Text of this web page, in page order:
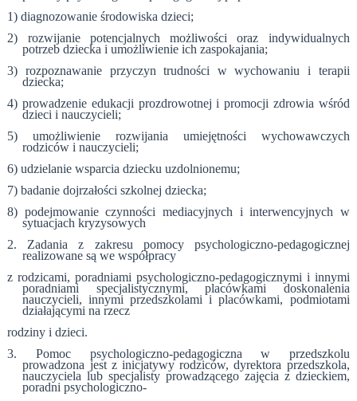
1) diagnozowanie środowiska dzieci;
2) rozwijanie potencjalnych możliwości oraz indywidualnych
potrzeb dziecka i umożliwienie ich zaspokajania;
3) rozpoznawanie przyczyn trudności w wychowaniu i terapii
dziecka;
4) prowadzenie edukacji prozdrowotnej i promocji zdrowia wśród
dzieci i nauczycieli;
5) umożliwienie rozwijania umiejętności wychowawczych
rodziców i nauczycieli;
6) udzielanie wsparcia dziecku uzdolnionemu;
7) badanie dojrzałości szkolnej dziecka;
8) podejmowanie czynności mediacyjnych i interwencyjnych w
sytuacjach kryzysowych
2. Zadania z zakresu pomocy psychologiczno-pedagogicznej
realizowane są we współpracy
z rodzicami, poradniami psychologiczno-pedagogicznymi i innymi
poradniami specjalistycznymi, placówkami doskonalenia
nauczycieli, innymi przedszkolami i placówkami, podmiotami
działającymi na rzecz
rodziny i dzieci.
3. Pomoc psychologiczno-pedagogiczna w przedszkolu
prowadzona jest z inicjatywy rodziców, dyrektora przedszkola,
nauczyciela lub specjalisty prowadzącego zajęcia z dzieckiem,
poradni psychologiczno-